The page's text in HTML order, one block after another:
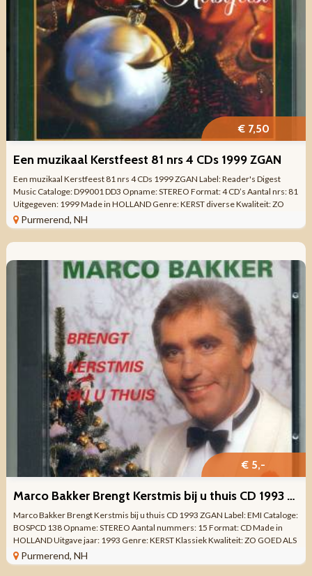
€ 7,50
Een muzikaal Kerstfeest 81 nrs 4 CDs 1999 ZGAN
Een muzikaal Kerstfeest 81 nrs 4 CDs 1999 ZGAN Label: Reader's Digest
Music Cataloge: D99001 DD3 Opname: STEREO Format: 4 CD’s Aantal nrs: 81
Uitgegeven: 1999 Made in HOLLAND Genre: KERST diverse Kwaliteit: ZO
GOED ALS ...
Purmerend, NH
€ 5,-
Marco Bakker Brengt Kerstmis bij u thuis CD 1993 ZGAN
Marco Bakker Brengt Kerstmis bij u thuis CD 1993 ZGAN Label: EMI Cataloge:
BOSPCD 138 Opname: STEREO Aantal nummers: 15 Format: CD Made in
HOLLAND Uitgave jaar: 1993 Genre: KERST Klassiek Kwaliteit: ZO GOED ALS
NIEUW ...
Purmerend, NH